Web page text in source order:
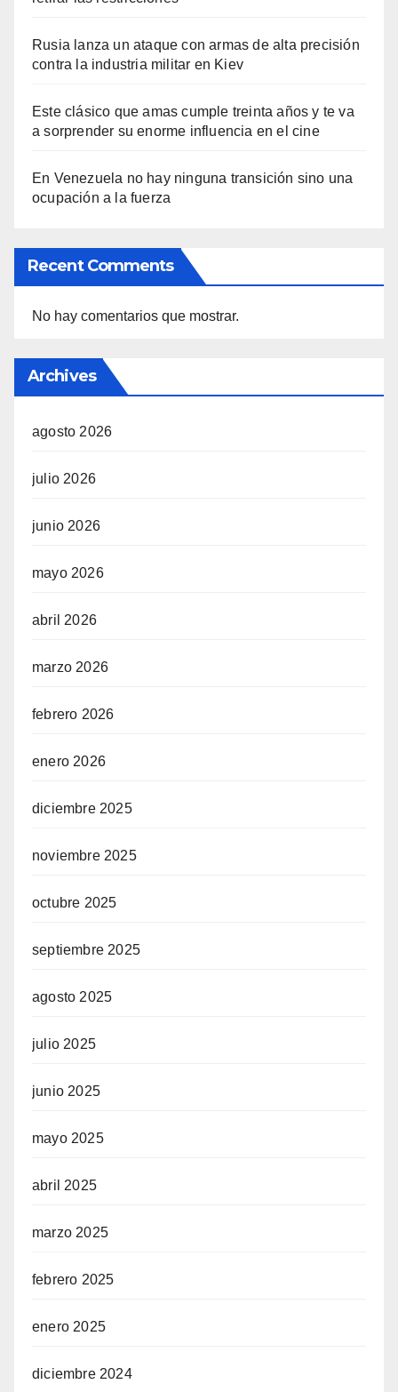
Rusia lanza un ataque con armas de alta precisión
contra la industria militar en Kiev
Este clásico que amas cumple treinta años y te va
a sorprender su enorme influencia en el cine
En Venezuela no hay ninguna transición sino una
ocupación a la fuerza
Recent Comments
No hay comentarios que mostrar.
Archives
agosto 2026
julio 2026
junio 2026
mayo 2026
abril 2026
marzo 2026
febrero 2026
enero 2026
diciembre 2025
noviembre 2025
octubre 2025
septiembre 2025
agosto 2025
julio 2025
junio 2025
mayo 2025
abril 2025
marzo 2025
febrero 2025
enero 2025
diciembre 2024